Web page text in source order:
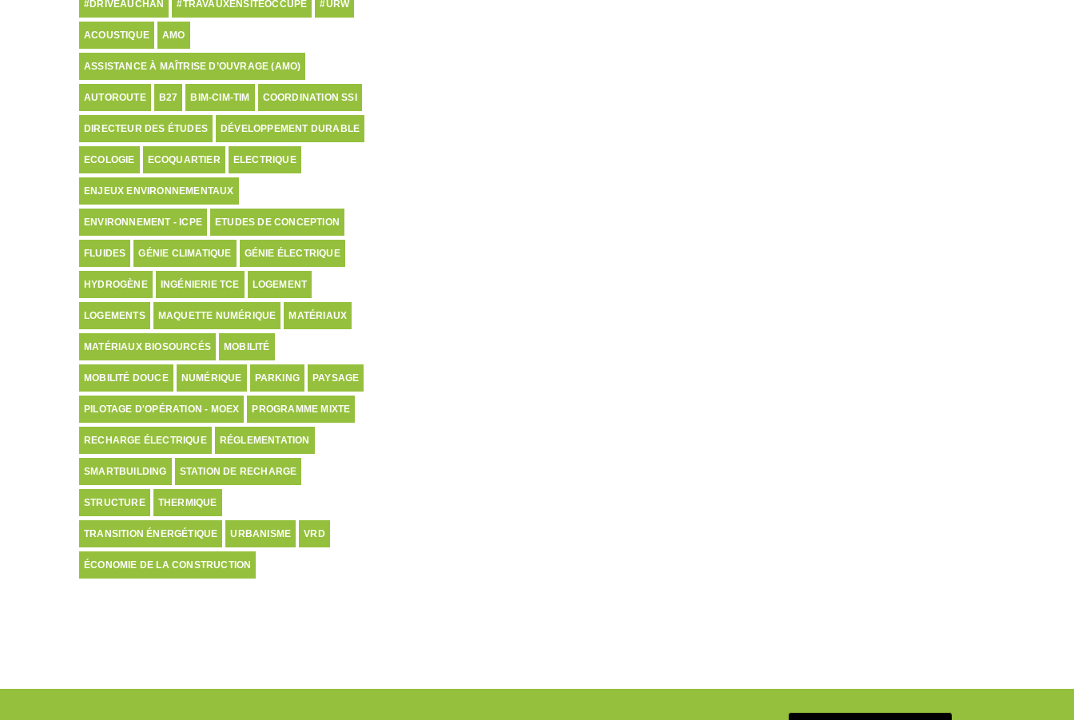
#DRIVEAUCHAN #TRAVAUXENSITEOCCUPÉ #URW
ACOUSTIQUE AMO
ASSISTANCE À MAÎTRISE D’OUVRAGE (AMO)
AUTOROUTE B27 BIM-CIM-TIM COORDINATION SSI
DIRECTEUR DES ÉTUDES DÉVELOPPEMENT DURABLE
ECOLOGIE ECOQUARTIER ELECTRIQUE
ENJEUX ENVIRONNEMENTAUX
ENVIRONNEMENT - ICPE ETUDES DE CONCEPTION
FLUIDES GÉNIE CLIMATIQUE GÉNIE ÉLECTRIQUE
HYDROGÈNE INGÉNIERIE TCE LOGEMENT
LOGEMENTS MAQUETTE NUMÉRIQUE MATÉRIAUX
MATÉRIAUX BIOSOURCÉS MOBILITÉ
MOBILITÉ DOUCE NUMÉRIQUE PARKING PAYSAGE
PILOTAGE D'OPÉRATION - MOEX PROGRAMME MIXTE
RECHARGE ÉLECTRIQUE RÉGLEMENTATION
SMARTBUILDING STATION DE RECHARGE
STRUCTURE THERMIQUE
TRANSITION ÉNERGÉTIQUE URBANISME VRD
ÉCONOMIE DE LA CONSTRUCTION